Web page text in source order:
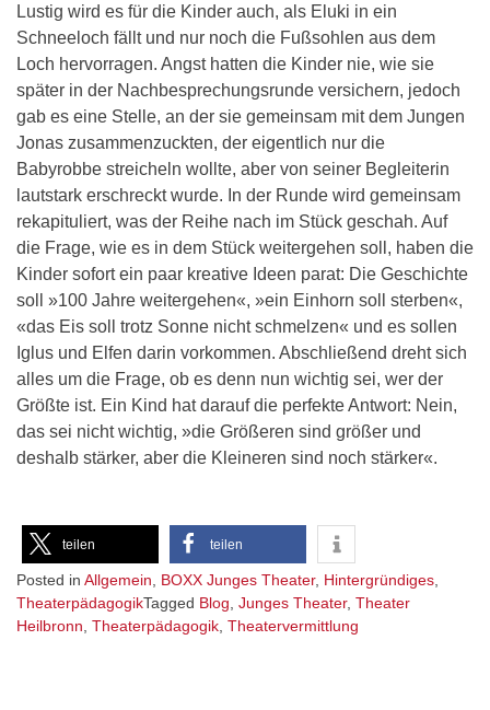
Lustig wird es für die Kinder auch, als Eluki in ein
Schneeloch fällt und nur noch die Fußsohlen aus dem
Loch hervorragen. Angst hatten die Kinder nie, wie sie
später in der Nachbesprechungsrunde versichern, jedoch
gab es eine Stelle, an der sie gemeinsam mit dem Jungen
Jonas zusammenzuckten, der eigentlich nur die
Babyrobbe streicheln wollte, aber von seiner Begleiterin
lautstark erschreckt wurde. In der Runde wird gemeinsam
rekapituliert, was der Reihe nach im Stück geschah. Auf
die Frage, wie es in dem Stück weitergehen soll, haben die
Kinder sofort ein paar kreative Ideen parat: Die Geschichte
soll »100 Jahre weitergehen«, »ein Einhorn soll sterben«,
«das Eis soll trotz Sonne nicht schmelzen« und es sollen
Iglus und Elfen darin vorkommen. Abschließend dreht sich
alles um die Frage, ob es denn nun wichtig sei, wer der
Größte ist. Ein Kind hat darauf die perfekte Antwort: Nein,
das sei nicht wichtig, »die Größeren sind größer und
deshalb stärker, aber die Kleineren sind noch stärker«.
teilen teilen
Posted in Allgemein BOXX Junges Theater, Hintergründiges
TheaterpädagogikTagged Blog Junges Theater, Theater
Heilbronn Theaterpädagogik Theatervermittlung